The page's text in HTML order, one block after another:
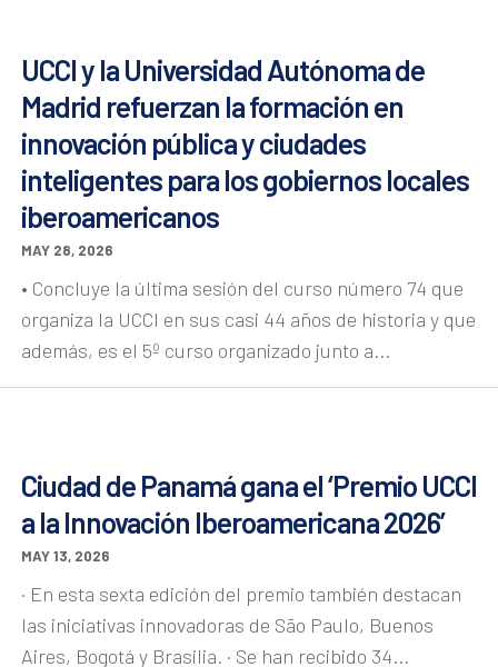
UCCI y la Universidad Autónoma de
Madrid refuerzan la formación en
innovación pública y ciudades
inteligentes para los gobiernos locales
iberoamericanos
MAY 28, 2026
• Concluye la última sesión del curso número 74 que
organiza la UCCI en sus casi 44 años de historia y que
además, es el 5º curso organizado junto a...
Ciudad de Panamá gana el ‘Premio UCCI
a la Innovación Iberoamericana 2026’
MAY 13, 2026
· En esta sexta edición del premio también destacan
las iniciativas innovadoras de São Paulo, Buenos
Aires, Bogotá y Brasilia. · Se han recibido 34...